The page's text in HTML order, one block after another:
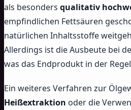
als besonders qualitativ
empfindlichen Fettsäuren
natürlichen Inhaltsstoffe
Allerdings ist die Ausbeute bei
was das Endprodukt in der
Ein weiteres Verfahren zur
Heißextraktion oder die